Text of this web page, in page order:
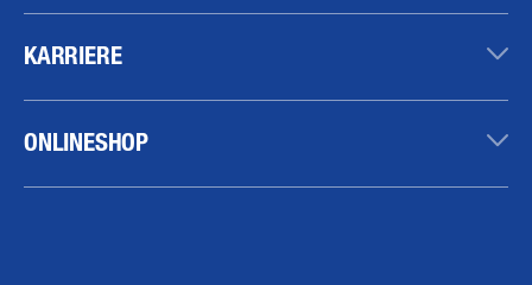
KARRIERE
ONLINESHOP